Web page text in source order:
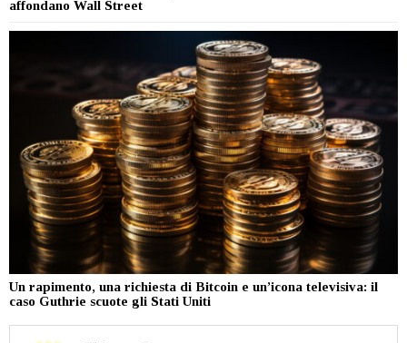
affondano Wall Street
Un rapimento, una richiesta di Bitcoin e un’icona televisiva: il
caso Guthrie scuote gli Stati Uniti